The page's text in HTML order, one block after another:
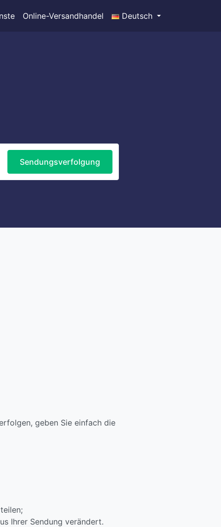
Online-Versandhandel Deutsch
Sendungsverfolgung
geben Sie einfach die
Ihrer Sendung verändert.